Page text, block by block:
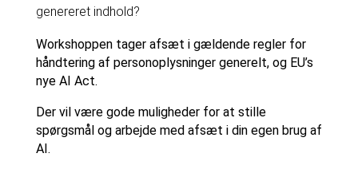
genereret indhold?
Workshoppen tager afsæt i gældende regler for
håndtering af personoplysninger generelt, og EU’s
nye AI Act.
Der vil være gode muligheder for at stille
spørgsmål og arbejde med afsæt i din egen brug af
AI.